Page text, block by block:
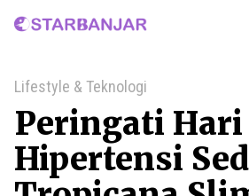
Home
Lifestyle & Teknologi
Peringati Hari
Hipertensi